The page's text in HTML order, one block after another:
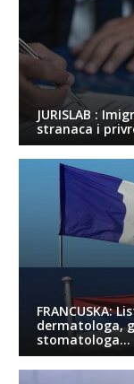
JURISLAB :
stranaca i
FRANCUSKA:
dermatologa,
stomatologa…